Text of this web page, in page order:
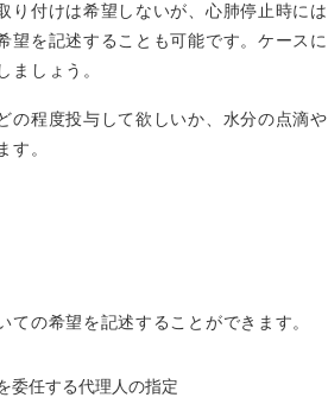
り付けは希望しないが、心肺停止時には
望を記述することも可能です。ケースに
ましょう。
の程度投与して欲しいか、水分の点滴や
す。
の希望を記述することができます。
委任する代理人の指定